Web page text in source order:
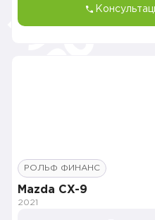
РОЛЬФ ФИНАНС
Mazda CX-9
2021